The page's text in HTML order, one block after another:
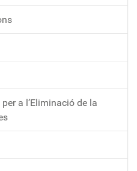
a l’Eliminació de la